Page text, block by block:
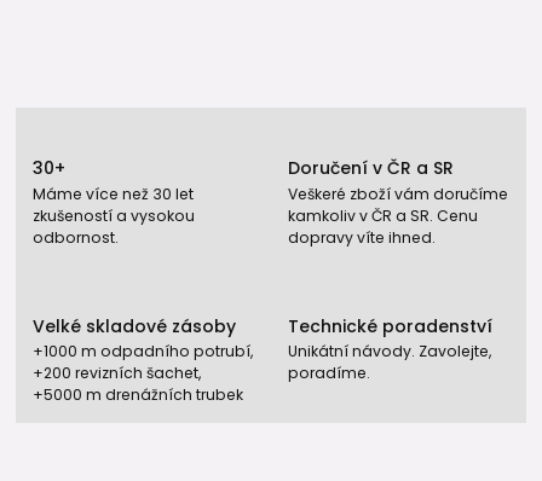
30+
Máme více než 30 let
zkušeností a vysokou
odbornost.
Doručení v ČR a SR
Veškeré zboží vám doručíme
kamkoliv v ČR a SR. Cenu
dopravy víte ihned.
Velké skladové zásoby
+1000 m odpadního potrubí,
+200 revizních šachet,
+5000 m drenážních trubek
Technické poradenství
Unikátní návody. Zavolejte,
poradíme.